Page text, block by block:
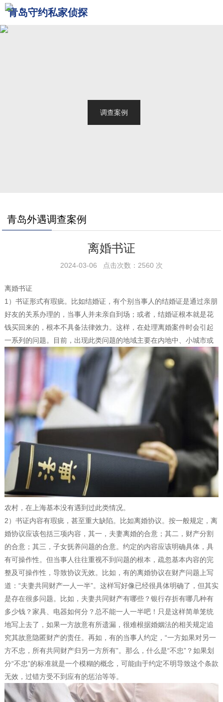
青岛守约私家侦探
调查案例
青岛外遇调查案例
离婚书证
2024-03-06 点击次数：2560 次
离婚书证
1）书证形式有瑕疵。比如结婚证，有个别当事人的结婚证是通过亲朋
好友的关系办理的，当事人并未亲自到场；或者，结婚证根本就是花
钱买回来的，根本不具备法律效力。这样，在处理离婚案件时会引起
一系列的问题。目前，出现此类问题的地域主要在内地中、小城市或
农村，在上海基本没有遇到过此类情况。
2）书证内容有瑕疵，甚至重大缺陷。比如离婚协议。按一般规定，离
婚协议应该包括三项内容，其一，夫妻离婚的合意；其二，财产分割
的合意；其三，子女抚养问题的合意。约定的内容应该明确具体，具
有可操作性。但当事人往往重视不到问题的根本，疏忽基本内容的完
整及可操作性，导致协议无效。比如，有的离婚协议在财产问题上写
道：“夫妻共同财产一人一半”。这样写好像已经很具体明确了，但其实
是存在很多问题。比如，夫妻共同财产有哪些？银行存折有哪几种有
多少钱？家具、电器如何分？总不能一人一半吧！只是这样简单笼统
地写上去了，如果一方故意有所遗漏，很难根据婚姻法的相关规定追
究其故意隐匿财产的责任。再如，有的当事人约定，“一方如果对另一
方不忠，所有共同财产归另一方所有”。那么，什么是“不忠”？如果划
分“不忠”的标准就是一个模糊的概念，可能由于约定不明导致这个条款
无效，过错方受不到应有的惩治等等。